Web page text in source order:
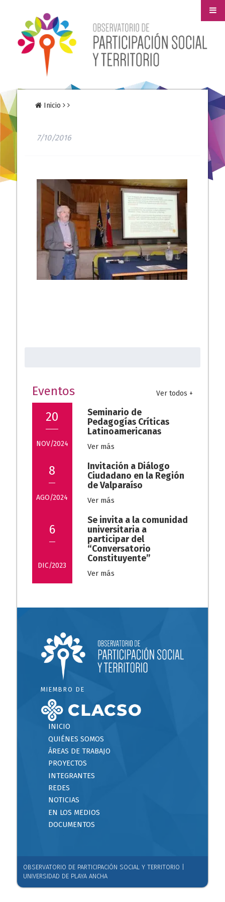
Inicio
7/10/2016
Eventos Ver todos +
20
NOV/2024
Seminario de
Pedagogías Críticas
Latinoamericanas
Ver más
8
AGO/2024
Invitación a Diálogo
Ciudadano en la Región
de Valparaíso
Ver más
6
DIC/2023
Se invita a la comunidad
universitaria a
participar del
“Conversatorio
Constituyente”
Ver más
MIEMBRO DE
INICIO
QUIÉNES SOMOS
ÁREAS DE TRABAJO
PROYECTOS
INTEGRANTES
REDES
NOTICIAS
EN LOS MEDIOS
DOCUMENTOS
OBSERVATORIO DE PARTICIPACIÓN SOCIAL Y TERRITORIO |
UNIVERSIDAD DE PLAYA ANCHA